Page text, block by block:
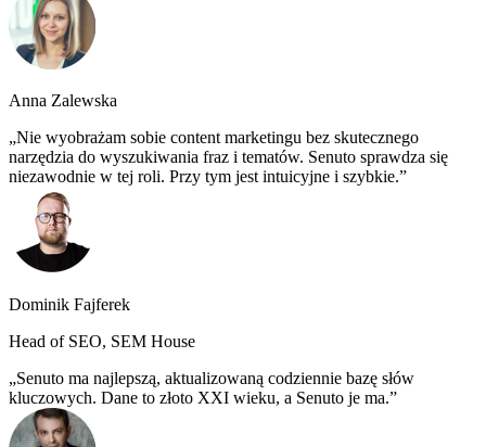
Anna Zalewska
Nie wyobrażam sobie content marketingu bez skutecznego
narzędzia do wyszukiwania fraz i tematów. Senuto sprawdza się
niezawodnie w tej roli. Przy tym jest intuicyjne i szybkie.
Dominik Fajferek
Head of SEO, SEM House
Senuto ma najlepszą, aktualizowaną codziennie bazę słów
kluczowych. Dane to złoto XXI wieku, a Senuto je ma.